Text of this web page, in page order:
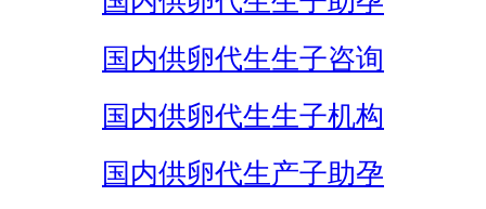
国内供卵代生生子咨询
国内供卵代生生子机构
国内供卵代生产子助孕